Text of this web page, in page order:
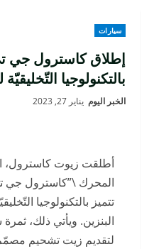
سيارات
بالتكنولوجيا
الخبر اليوم يناير 27, 2023
أطلقت زيوت كاسترول،
تتميز بالتكنولوجيا
البنزين. ويأتي ذلك،
لتقديم زيت تشحيم مصمّم